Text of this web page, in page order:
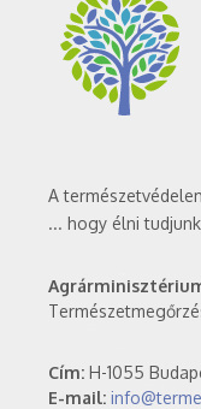
A
... hogy élni
Cím: H-1055
E-mail: